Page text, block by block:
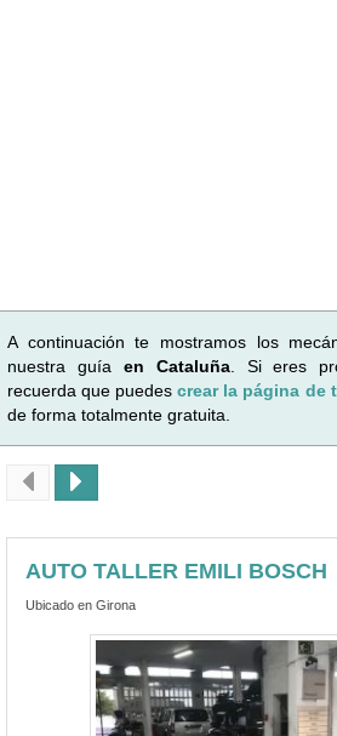
A continuación te mostramos los
nuestra guía en Cataluña. Si eres
recuerda que puedescrear la página de
de forma totalmente gratuita.
AUTO TALLER EMILI BOSCH
Ubicado en Girona